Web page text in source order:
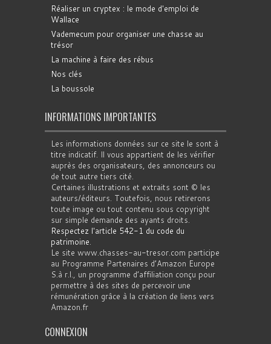
Réaliser un cryptex : le mode d'emploi de
Wallace
Vademecum pour organiser une chasse au
trésor
La machine à faire des rébus
Nos clés
La boussole
INFORMATIONS IMPORTANTES
Les informations données sur ce site le sont à
titre indicatif. Il vous appartient de les vérifier
auprès des organisateurs, des annonceurs ou
de tout autre tiers cité.
Certaines illustrations et extraits sont © les
auteurs/éditeurs. Toutefois, nous retirerons
toute image ou tout contenu sous copyright
sur simple demande des ayants droits.
Respectez l'article 542-1 du code du
patrimoine
Le site www.chasses-au-tresor.com participe
au Programme Partenaires d’Amazon Europe
S.à r.l., un programme d’affiliation conçu pour
permettre à des sites de percevoir une
rémunération grâce à la création de liens vers
Amazon.fr
CONNEXION